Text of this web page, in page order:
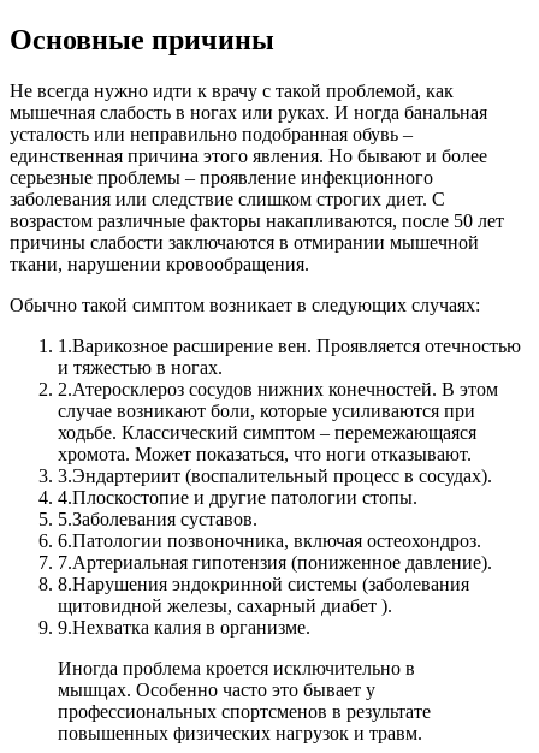
Основные причины
Не всегда нужно идти к врачу с такой проблемой, как
мышечная слабость в ногах или руках. И ногда банальная
усталость или неправильно подобранная обувь –
единственная причина этого явления. Но бывают и более
серьезные проблемы – проявление инфекционного
заболевания или следствие слишком строгих диет. С
возрастом различные факторы накапливаются, после 50 лет
причины слабости заключаются в отмирании мышечной
ткани, нарушении кровообращения.
Обычно такой симптом возникает в следующих случаях:
1.Варикозное расширение вен. Проявляется отечностью
и тяжестью в ногах.
2.Атеросклероз сосудов нижних конечностей. В этом
случае возникают боли, которые усиливаются при
ходьбе. Классический симптом – перемежающаяся
хромота. Может показаться, что ноги отказывают.
3.Эндартериит (воспалительный процесс в сосудах).
4.Плоскостопие и другие патологии стопы.
5.Заболевания суставов.
6.Патологии позвоночника, включая остеохондроз.
7.Артериальная гипотензия (пониженное давление).
8.Нарушения эндокринной системы (заболевания
щитовидной железы, сахарный диабет ).
9.Нехватка калия в организме.
Иногда проблема кроется исключительно в
мышцах. Особенно часто это бывает у
профессиональных спортсменов в результате
повышенных физических нагрузок и травм.